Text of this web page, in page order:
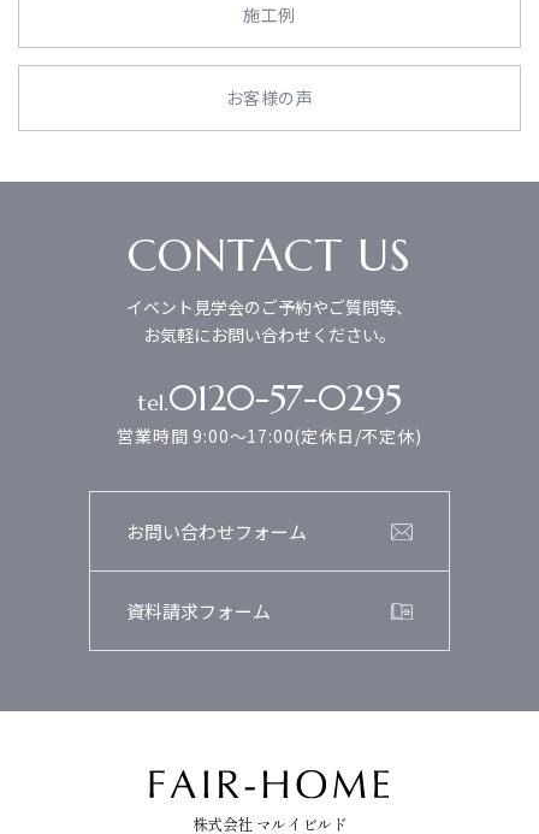
施工例
お客様の声
CONTACT US
イベント見学会のご予約やご質問等、
お気軽にお問い合わせください。
tel.0120-57-0295
営業時間 9:00～17:00(定休日/不定休)
お問い合わせフォーム
資料請求フォーム
株式会社 マルイビルド